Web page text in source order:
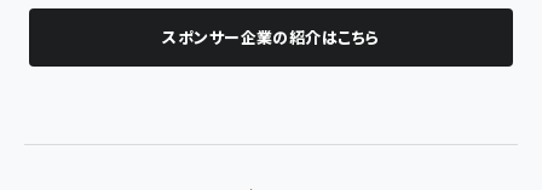
スポンサー企業の紹介はこちら